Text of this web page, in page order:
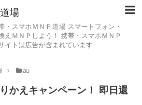
場
・スマホＭＮＰ道場 スマートフォン・
えＭＮＰしよう！ 携帯・スマホＭＮＰ
イトは広告が含まれています
au
かえキャンペーン！ 即日還